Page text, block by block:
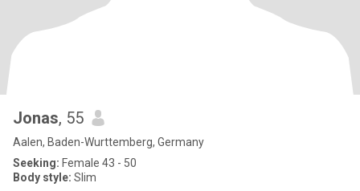
Jonas, 55
Aalen, Baden-Wurttemberg, Germany
Seeking: Female 43 - 50
Body style: Slim